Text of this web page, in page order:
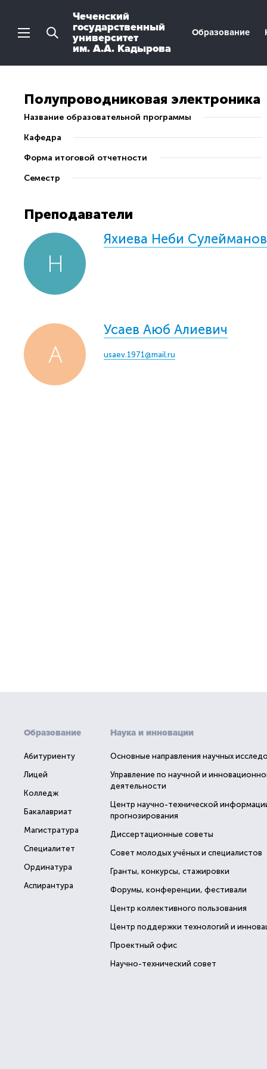
Чеченский
государственный
университет
им. А.А. Кадырова
Образование
Полупроводниковая электроника
Название образовательной программы
Кафедра
Форма итоговой отчетности
Семестр
Преподаватели
Яхиева Неби
Усаев Аюб Алиевич
usaev.1971@mail.ru
Образование
Абитуриенту
Лицей
Колледж
Бакалавриат
Магистратура
Специалитет
Ординатура
Аспирантура
Наука и инновации
Основные направления научных
Управление по научной и
деятельности
Центр научно-технической
прогнозирования
Диссертационные советы
Совет молодых учёных и специалистов
Гранты, конкурсы, стажировки
Форумы, конференции, фестивали
Центр коллективного пользования
Центр поддержки технологий и
Проектный офис
Научно-технический совет